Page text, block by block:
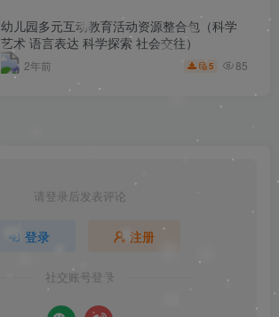
幼儿园多元互动教育活动资源整合包（科学
艺术 语言表达 科学探索 社会交往）
2年前 5 85
请登录后发表评论
登录 注册
社交账号登录